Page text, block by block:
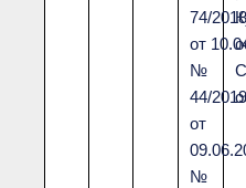
74/
от
№
44/
от
№